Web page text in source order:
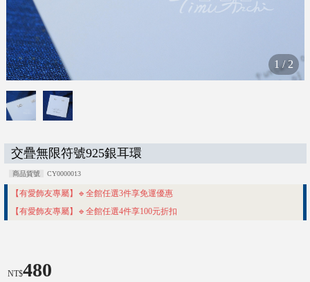
1 /2
交疊無限符號925銀耳環
【有愛飾友專屬】🔹全館任選3件享免運優惠
【有愛飾友專屬】🔹全館任選4件享100元折扣
商品貨號 CY0000013
NT$480